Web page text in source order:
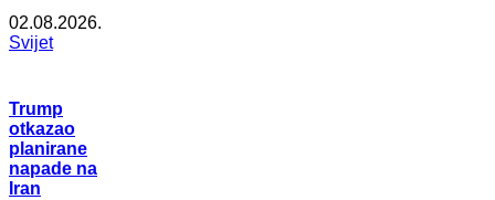
02.08.2026.
Svijet
Trump
otkazao
planirane
napade na
Iran